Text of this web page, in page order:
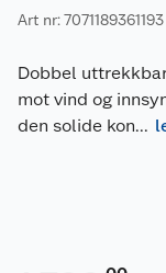
Art nr: 7071189361193
Dobbel
mot vind og
den solide kon...